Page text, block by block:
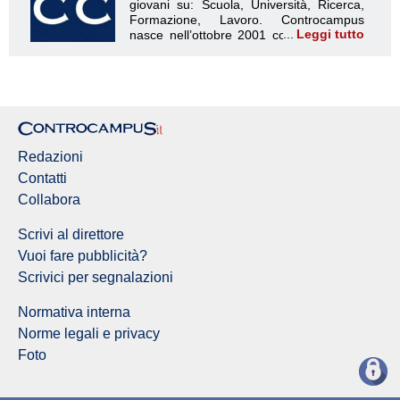
Leggi tutto
Redazioni
Contatti
Collabora
Scrivi al direttore
Vuoi fare pubblicità?
Scrivici per segnalazioni
Normativa interna
Norme legali e privacy
Foto